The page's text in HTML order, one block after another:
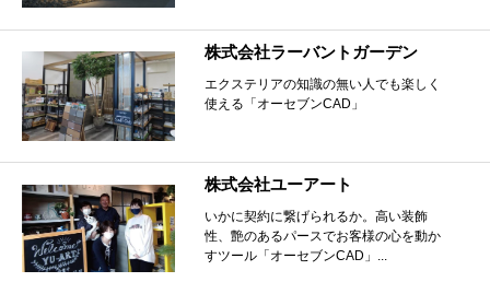
株式会社ラーバントガーデン
エクステリアの知識の無い人でも楽しく
使える「オーセブンCAD」
株式会社ユーアート
いかに契約に繋げられるか。高い装飾
性、艶のあるパースでお客様の心を動か
すツール「オーセブンCAD」...